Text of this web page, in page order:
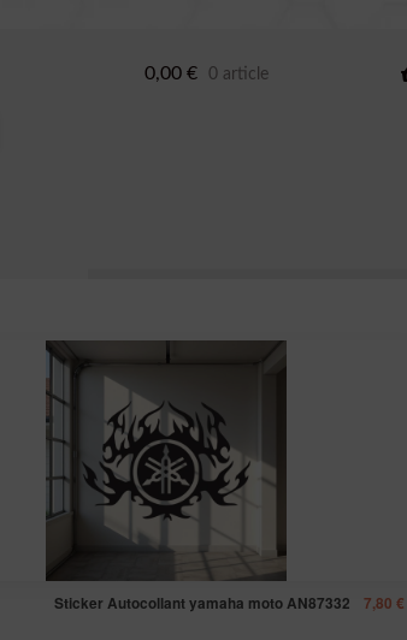
0,00 € 0 article
Sticker Autocollant yamaha moto AN87332 7,80 €